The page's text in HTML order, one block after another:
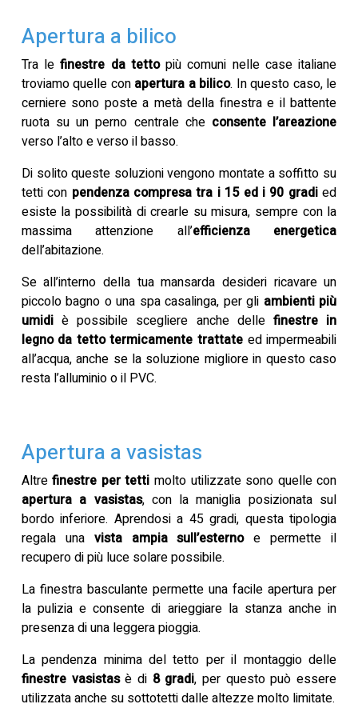
Apertura a bilico
Tra le finestre da tettopiù comuni nelle case italiane
troviamo quelle con apertura a bilico. In questo caso, le
cerniere sono poste a metà della finestra e il battente
ruota su un perno centrale che consente l’areazione
verso l’alto e verso il basso.
Di solito queste soluzioni vengono montate a soffitto su
tetti con pendenza compresa tra i 15 ed i 90 gradied
esiste la possibilità di crearle su misura, sempre con la
massima attenzione all’efficienza energetica
dell’abitazione.
Se all’interno della tua mansarda desideri ricavare un
piccolo bagno o una spa casalinga, per gli ambienti più
umidiè possibile scegliere anche delle finestre in
legno da tetto termicamente trattate ed impermeabili
all’acqua, anche se la soluzione migliore in questo caso
resta l’alluminio o il PVC.
Apertura a vasistas
Altrefinestre per tetti molto utilizzate sono quelle con
apertura a vasistas, con la maniglia posizionata sul
bordo inferiore. Aprendosi a 45 gradi, questa tipologia
regala unavista ampia sull’esternoe permette il
recupero di più luce solare possibile.
La finestra basculante permette una facile apertura per
la pulizia e consente di arieggiare la stanza anche in
presenza di una leggera pioggia.
La pendenza minima del tetto per il montaggio delle
finestre vasistasè di 8 gradi, per questo può essere
utilizzata anche su sottotetti dalle altezze molto limitate.